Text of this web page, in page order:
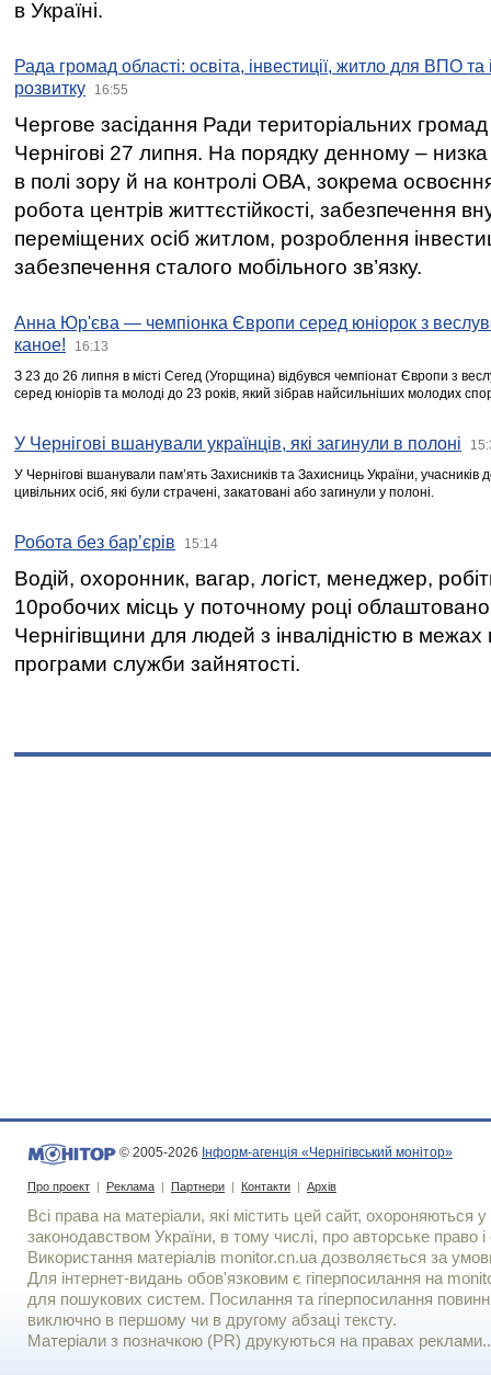
в Україні.
Рада громад області: освіта, інвестиції, житло для ВПО
розвитку
16:55
Чергове засідання Ради територіальних громад
Чернігові 27 липня. На порядку денному –
в полі зору й на контролі ОВА, зокрема освоєння
робота центрів життєстійкості, забезпечення
переміщених осіб житлом, розроблення
забезпечення сталого мобільного зв’язку.
Анна Юр'єва — чемпіонка Європи серед юніорок з
каное!
16:13
З 23 до 26 липня в місті Сегед (Угорщина) відбувся чемпіонат Європи з
серед юніорів та молоді до 23 років, який зібрав найсильніших молодих
У Чернігові вшанували українців, які загинули в полоні
У Чернігові вшанували пам’ять Захисників та Захисниць України,
цивільних осіб, які були страчені, закатовані або загинули у полоні.
Робота без бар’єрів 15:14
Водій, охоронник, вагар, логіст, менеджер,
10робочих місць у поточному році
Чернігівщини для людей з інвалідністю в межах
програми служби зайнятості.
© 2005-2026 Інформ-агенція «Чернігівський монітор»
Про проект | Реклама | Партнери | Контакти | Архів
Всі права на матеріали, які містить цей сайт, охороняються у
законодавством України, в тому числі, про авторське право і
Використання матерiалiв monitor.cn.ua дозволяється за
Для iнтернет-видань обов'язковим є гiперпосилання на
для пошукових систем. Посилання та гіперпосилання
виключно в першому чи в другому абзаці тексту.
Матеріали з позначкою (PR) друкуються на правах реклами..